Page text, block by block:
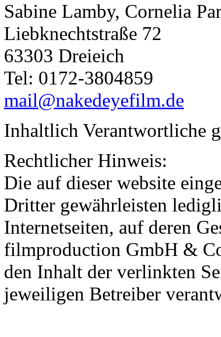
Sabine Lamby, Cornelia
Liebknechtstraße 72
63303 Dreieich
Tel: 0172-3804859
mail@nakedeyefilm.de
Inhaltlich Verantwortliche
Rechtlicher Hinweis:
Die auf dieser website
Dritter gewährleisten
Internetseiten, auf deren
filmproduction GmbH &
den Inhalt der verlinkten
jeweiligen Betreiber